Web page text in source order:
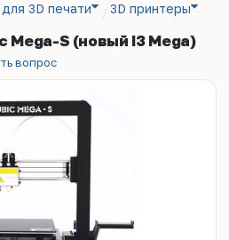
3D печати
3D принтеры
Mega-S (новый I3 Mega)
вопрос